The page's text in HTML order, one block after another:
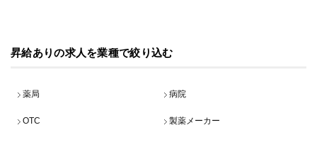
昇給ありの求人を業種で絞り込む
薬局 病院
OTC 製薬メーカー